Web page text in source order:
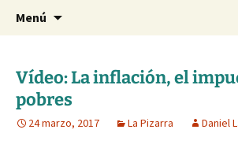
dlacalle.com
Blog de Daniel Lacalle
Menú
Vídeo: La inflación, el
pobres
24 marzo, 2017 La Pizarra Daniel